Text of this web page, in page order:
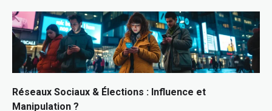
Réseaux Sociaux & Élections : Influence et
Manipulation ?